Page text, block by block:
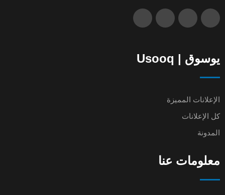
يوسوق | Usooq
الإعلانات المميزة
كل الإعلانات
المدونة
معلومات عنا